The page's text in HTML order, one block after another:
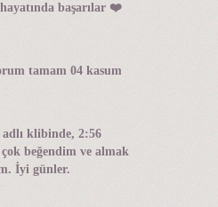
başarılar ❤️
tamam 04 kasum
klibinde, 2:56
beğendim ve almak
İyi günler.